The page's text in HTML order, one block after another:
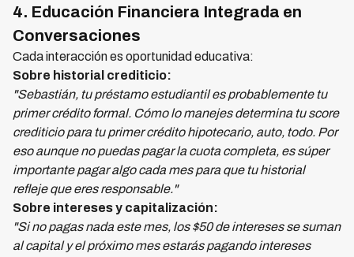
4. Educación Financiera Integrada en
Conversaciones
Cada interacción es oportunidad educativa:
Sobre historial crediticio:
"Sebastián, tu préstamo estudiantil es probablemente tu
primer crédito formal. Cómo lo manejes determina tu score
crediticio para tu primer crédito hipotecario, auto, todo. Por
eso aunque no puedas pagar la cuota completa, es súper
importante pagar algo cada mes para que tu historial
refleje que eres responsable."
Sobre intereses y capitalización:
"Si no pagas nada este mes, los $50 de intereses se suman
al capital y el próximo mes estarás pagando intereses